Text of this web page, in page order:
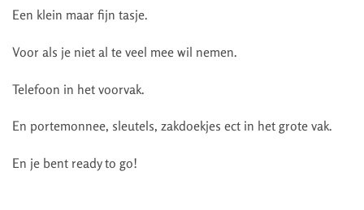
Een klein maar fijn tasje.
Voor als je niet al te veel mee wil nemen.
Telefoon in het voorvak.
En portemonnee, sleutels, zakdoekjes ect in het grote vak.
En je bent ready to go!